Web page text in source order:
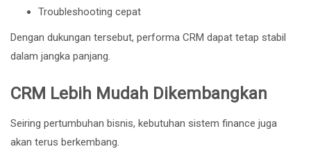
Troubleshooting cepat
Dengan dukungan tersebut, performa CRM dapat tetap stabil
dalam jangka panjang.
CRM Lebih Mudah Dikembangkan
Seiring pertumbuhan bisnis, kebutuhan sistem finance juga
akan terus berkembang.